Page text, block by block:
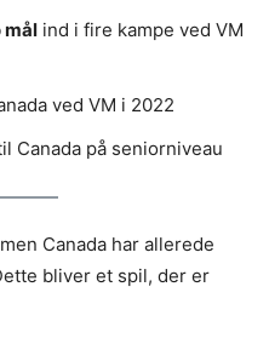
mål ind i fire kampe ved VM
ved VM i 2022
Canada på seniorniveau
Canada har allerede
bliver et spil, der er